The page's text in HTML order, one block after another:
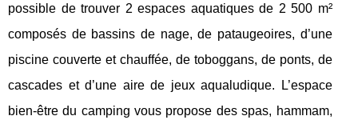
possible de trouver 2 espaces aquatiques de 2 500 m²
composés de bassins de nage, de pataugeoires, d’une
piscine couverte et chauffée, de toboggans, de ponts, de
cascades et d’une aire de jeux aqualudique. L’espace
bien-être du camping vous propose des spas, hammam,